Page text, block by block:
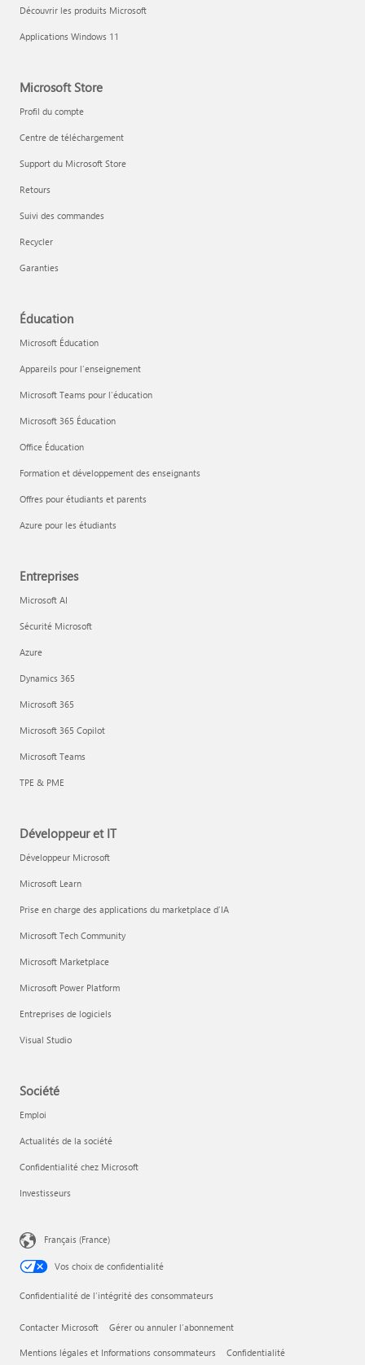
Découvrir les produits Microsoft
Applications Windows 11
Microsoft Store
Profil du compte
Centre de téléchargement
Support du Microsoft Store
Retours
Suivi des commandes
Recycler
Garanties
Éducation
Microsoft Éducation
Appareils pour l’enseignement
Microsoft Teams pour l’éducation
Microsoft 365 Éducation
Office Éducation
Formation et développement des enseignants
Offres pour étudiants et parents
Azure pour les étudiants
Entreprises
Microsoft AI
Sécurité Microsoft
Azure
Dynamics 365
Microsoft 365
Microsoft 365 Copilot
Microsoft Teams
TPE & PME
Développeur et IT
Développeur Microsoft
Microsoft Learn
Prise en charge des applications du marketplace d’IA
Microsoft Tech Community
Microsoft Marketplace
Microsoft Power Platform
Entreprises de logiciels
Visual Studio
Société
Emploi
Actualités de la société
Confidentialité chez Microsoft
Investisseurs
Français (France)
Vos choix de confidentialité
Confidentialité de l’intégrité des consommateurs
Contacter Microsoft Gérer ou annuler l’abonnement
Mentions légales et Informations consommateurs Confidentialité